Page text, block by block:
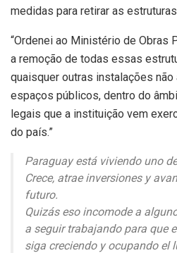
medidas para retirar as
“Ordenei ao Ministério de Obras
a remoção de todas essas
quaisquer outras instalações
espaços públicos, dentro do
legais que a instituição vem
do país.”
Paraguay está viviendo uno
Crece, atrae inversiones y
futuro.
Quizás eso incomode a
a seguir trabajando para que
siga creciendo y ocupando el